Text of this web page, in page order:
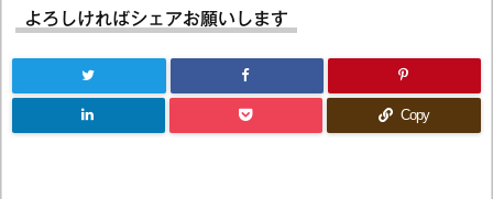
よろしければシェアお願いします
Copy